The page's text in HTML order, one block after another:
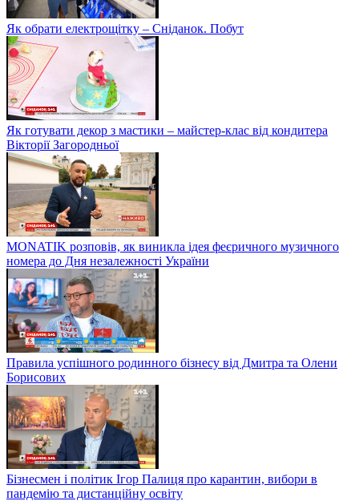
Як обрати електрощітку – Сніданок. Побут
Як готувати декор з мастики – майстер-клас від кондитера
Вікторії Загородньої
MONATIK розповів, як виникла ідея феєричного музичного
номера до Дня незалежності України
Правила успішного родинного бізнесу від Дмитра та Олени
Борисових
Бізнесмен і політик Ігор Палиця про карантин, вибори в
пандемію та дистанційну освіту